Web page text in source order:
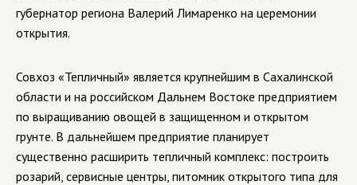
губернатор региона Валерий Лимаренко на церемонии
открытия.
Совхоз «Тепличный» является крупнейшим в Сахалинской
области и на российском Дальнем Востоке предприятием
по выращиванию овощей в защищенном и открытом
грунте. В дальнейшем предприятие планирует
существенно расширить тепличный комплекс: построить
розарий, сервисные центры, питомник открытого типа для